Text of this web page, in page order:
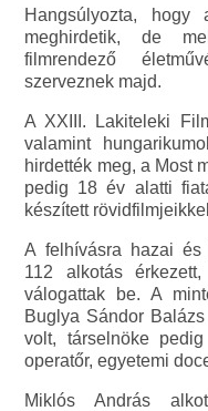
Hangsúlyozta,
meghirdetik, de
filmrendező
szerveznek majd.
A XXIII. Lakiteleki
valamint
hirdették meg, a Most
pedig 18 év alatti
készített
A felhívásra hazai és
112 alkotás
válogattak be. A
Buglya Sándor
volt, társelnöke
operatőr, egyetemi
Miklós András